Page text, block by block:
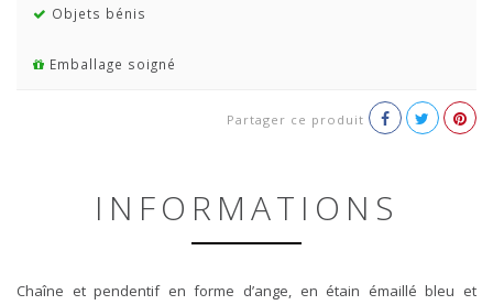
Objets bénis
Emballage soigné
Partager ce produit
INFORMATIONS
Chaîne et pendentif en forme d’ange, en étain émaillé bleu et